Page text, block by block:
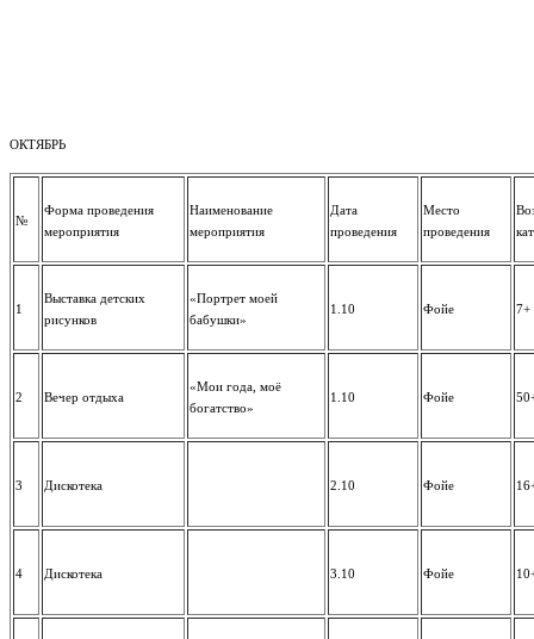
ОКТЯБРЬ
№
Форма проведения
мероприятия
Наименование
мероприятия
Дата
проведения
Место
проведения
1
Выставка детских
рисунков
«Портрет моей
бабушки»
1.10 Фойе 7+
2 Вечер отдыха
«Мои года, моё
богатство»
1.10 Фойе
3 Дискотека 2.10 Фойе
4 Дискотека 3.10 Фойе